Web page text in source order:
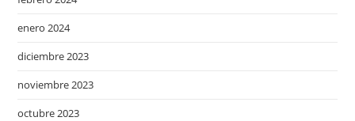
enero 2024
diciembre 2023
noviembre 2023
octubre 2023